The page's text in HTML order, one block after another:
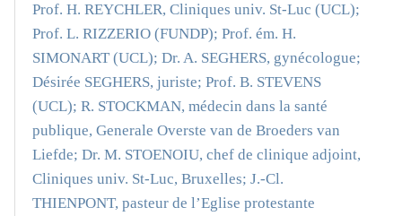
Prof. H. REYCHLER, Cliniques univ. St-Luc (UCL);
Prof. L. RIZZERIO (FUNDP); Prof. ém. H.
SIMONART (UCL); Dr. A. SEGHERS, gynécologue;
Désirée SEGHERS, juriste; Prof. B. STEVENS
(UCL); R. STOCKMAN, médecin dans la santé
publique, Generale Overste van de Broeders van
Liefde; Dr. M. STOENOIU, chef de clinique adjoint,
Cliniques univ. St-Luc, Bruxelles; J.-Cl.
THIENPONT, pasteur de l’Eglise protestante